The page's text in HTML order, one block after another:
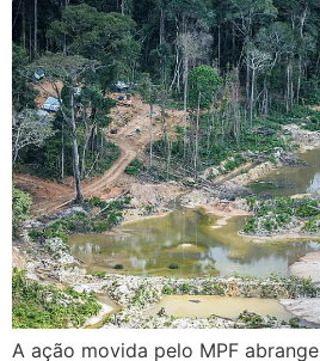
A ação movida pelo MPF